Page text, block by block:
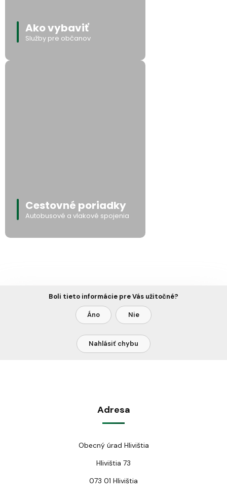
Ako vybaviť
Služby pre občanov
Cestovné poriadky
Autobusové a vlakové spojenia
Boli tieto informácie pre Vás užitočné?
Áno Nie
Nahlásiť chybu
Adresa
Obecný úrad Hlivištia
Hlivištia 73
073 01 Hlivištia